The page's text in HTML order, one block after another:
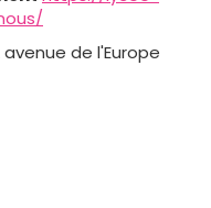
avenue de l'Europe